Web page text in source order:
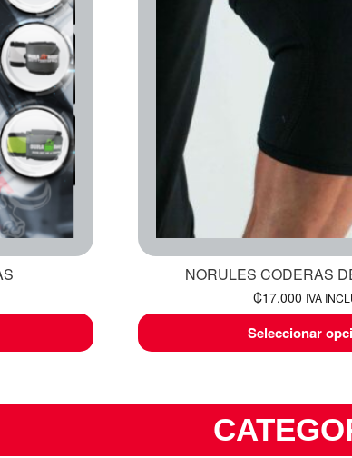
NORULES CODERAS
₡17,000 IVA
Seleccionar